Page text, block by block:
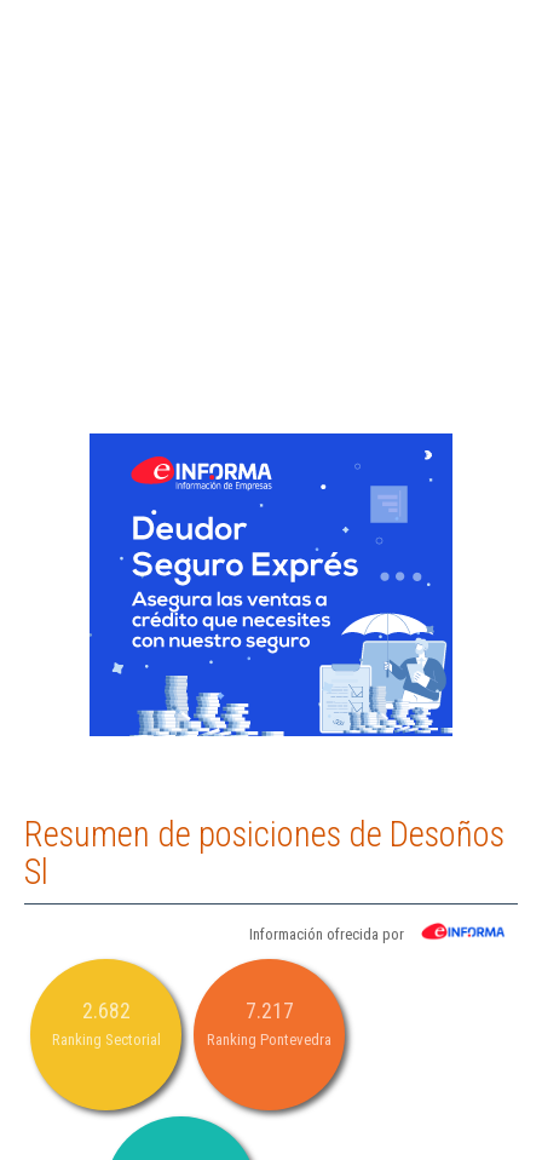
Resumen de posiciones de Desoños
Sl
Información ofrecida por
2.682
Ranking Sectorial
7.217
Ranking Pontevedra